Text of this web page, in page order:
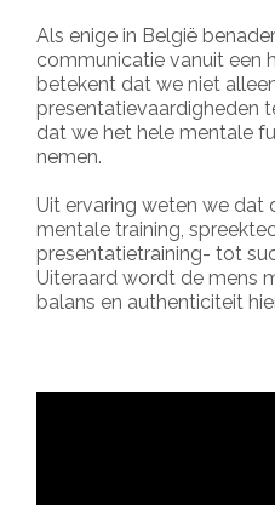
Als enige in België
communicatie vanuit een
betekent dat we niet
presentatievaardigheden
dat we het hele mentale
nemen.
Uit ervaring weten we dat
mentale training,
presentatietraining- tot
Uiteraard wordt de mens
balans en authenticiteit